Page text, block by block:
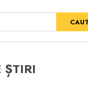
ȘTIRI